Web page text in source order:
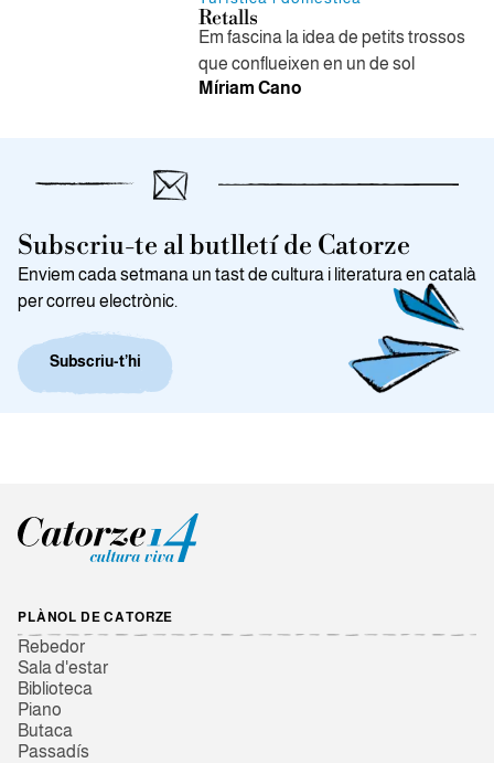
Retalls
Em fascina la idea de petits trossos
que conflueixen en un de sol
Míriam Cano
Subscriu-te al butlletí de Catorze
Enviem cada setmana un tast de cultura i literatura en català
per correu electrònic.
Subscriu-t’hi
PLÀNOL DE CATORZE
Rebedor
Sala d'estar
Biblioteca
Piano
Butaca
Passadís